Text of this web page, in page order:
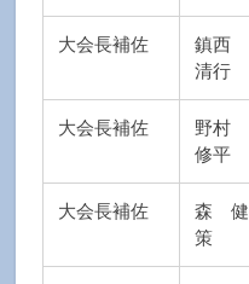
大会長補佐
鎮西
清行
大会長補佐
野村
修平
大会長補佐
森 健
策